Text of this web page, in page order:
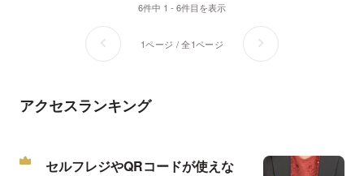
6件中 1 - 6件目を表示
1ページ / 全1ページ
アクセスランキング
セルフレジやQRコードが使えな